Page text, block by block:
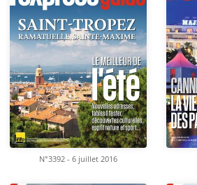
N°3392 - 6 juillet 2016